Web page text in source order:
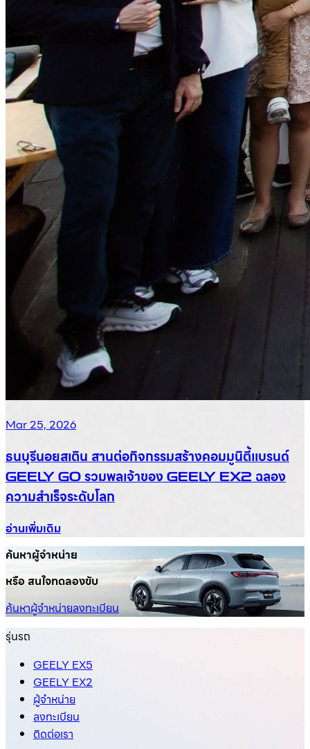
Mar 25, 2026
ธนบุรีนอยสเติน สานต่อกิจกรรมสร้างคอมมูนิตี้แบรนด์
GEELY GO รวมพลเจ้าของ GEELY EX2 ฉลอง
ความสำเร็จระดับโลก
อ่านเพิ่มเติม
ค้นหาผู้จำหน่าย
หรือ สนใจทดลองขับ
ค้นหาผู้จำหน่ายลงทะเบียน
รุ่นรถ
GEELY EX5
GEELY EX2
ผู้จำหน่าย
ลงทะเบียน
ติดต่อเรา